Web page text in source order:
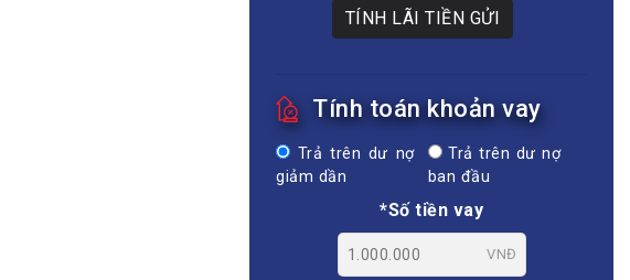
TÍNH LÃI TIỀN GỬI
Tính toán khoản vay
Trả trên dư nợ
giảm dần
Trả trên dư nợ
ban đầu
*Số tiền vay
VNĐ